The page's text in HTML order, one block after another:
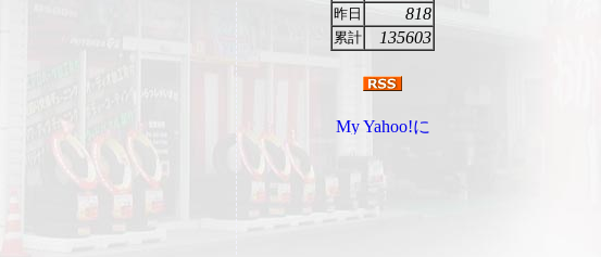
昨日 818
累計 135603